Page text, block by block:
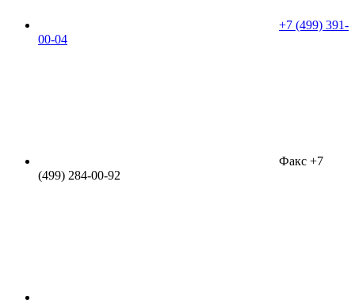
+7 (499) 391-
00-04
Факс +7
(499) 284-00-92